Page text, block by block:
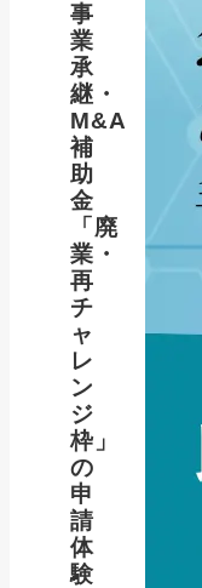
事
業
承
継・
M&A
補
助
金
「廃
業・
再
チ
ャ
レ
ン
ジ
枠」
の
申
請
体
験